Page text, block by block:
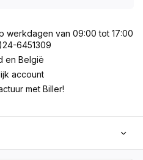
werkdagen van 09:00 tot 17:00
6451309
en België
account
met Biller!